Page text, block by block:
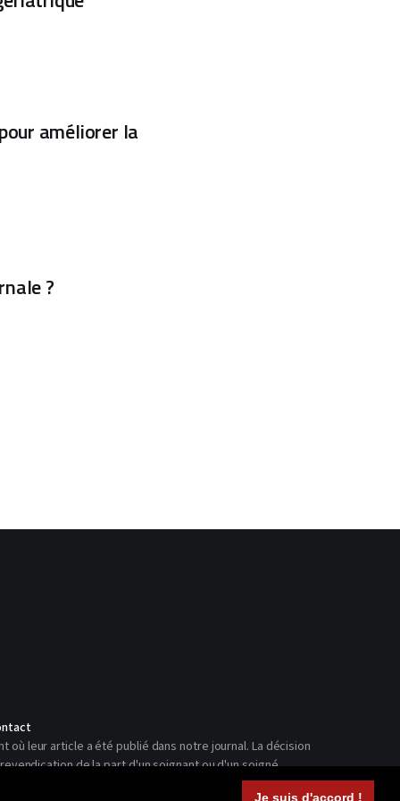
Je suis d'accord !
améliorer la
?
où leur article a été publié dans notre journal. La décision
de la part d'un soignant ou d'un soigné.